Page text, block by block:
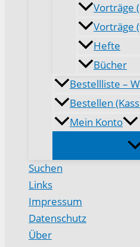
Vorträge
Vorträge
Hefte
Bücher
Bestellliste –
Bestellen
Mein Konto
Suchen
Links
Impressum
Datenschutz
Über